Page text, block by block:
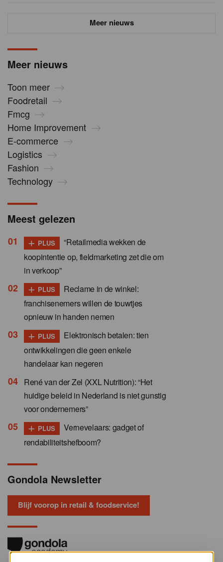
Meer nieuws
Toon meer
Foodretail
Fmcg
Home Improvement
E-commerce
Logistics
Fashion
Technology
Meer nieuws
Meest gelezen
+ PLUS
“Retailmedia wekken de
koopintentie op, fieldmarketing zet die om
in verkoop”
+ PLUS
Reclame in de winkel:
franchisenemers willen de touwtjes
opnieuw in handen nemen
+ PLUS
Elektronisch betalen: tien
ontwikkelingen die geen enkele
handelaar kan negeren
René van der Zel (XXL Nutrition): “Het
huidige beleid in Nederland is niet gunstig
voor ondernemers”
+ PLUS
Vernevelaars: gadget of
rendabiliteitshefboom?
Gondola Newsletter
Blijf voorop in retail & foodservice!